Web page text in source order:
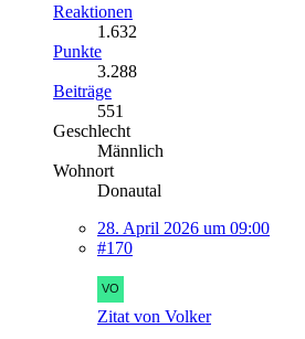
Reaktionen
1.632
Punkte
3.288
Beiträge
551
Geschlecht
Männlich
Wohnort
Donautal
28. April 2026 um 09:00
#170
Zitat von Volker